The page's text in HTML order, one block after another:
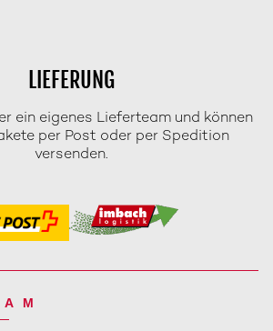
LIEFERUNG
ein eigenes Lieferteam und können
per Post oder per Spedition
versenden.